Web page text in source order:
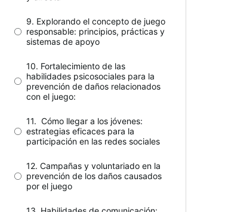
9. Explorando el concepto de juego
responsable: principios, prácticas y
sistemas de apoyo
10. Fortalecimiento de las
habilidades psicosociales para la
prevención de daños relacionados
con el juego:
11. Cómo llegar a los jóvenes:
estrategias eficaces para la
participación en las redes sociales
12. Campañas y voluntariado en la
prevención de los daños causados
por el juego